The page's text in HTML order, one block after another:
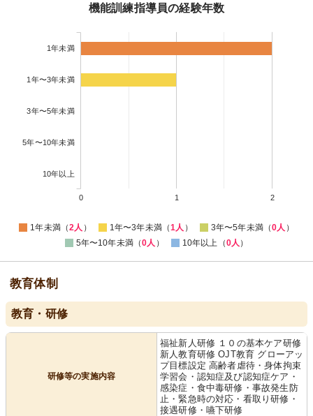
機能訓練指導員の経験年数
1年未満
1年〜3年未満
3年〜5年未満
5年〜10年未満
10年以上
0 1 2
1年未満（2人 ） 1年〜3年未満（1人 ） 3年〜5年未満（0人 ）
5年〜10年未満（0人 ） 10年以上（0人 ）
教育体制
教育・研修
研修等の実施内容
福祉新人研修 １０の基本ケア研修
新人教育研修 OJT教育 グローアッ
プ目標設定 高齢者虐待・身体拘束
学習会・認知症及び認知症ケア・
感染症・食中毒研修・事故発生防
止・緊急時の対応・看取り研修・
接遇研修・嚥下研修